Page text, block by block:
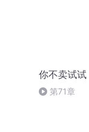
你不卖试试
第71章